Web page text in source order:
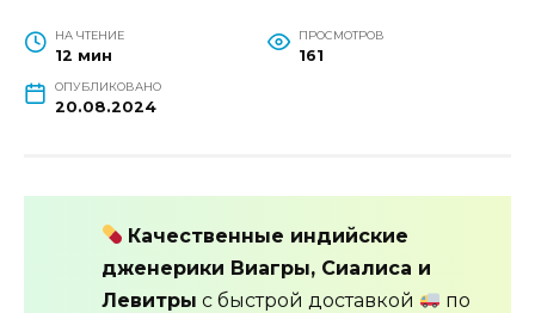
НА ЧТЕНИЕ
12 мин
ПРОСМОТРОВ
161
ОПУБЛИКОВАНО
20.08.2024
Качественные индийские
дженерики Виагры, Сиалиса и
Левитры с быстрой доставкой
по